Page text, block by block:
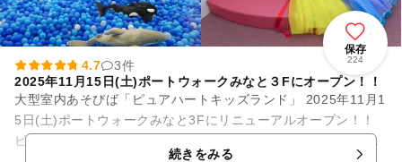
保存
224
4.7
3件
2025年11月15日(土)ポートウォークみなと３Fにオープン！！
大型室内あそびば「ピュアハートキッズランド」 2025年11月1
5日(土)ポートウォークみなと3Fにリニューアルオープン！！
ピュアキッズは完全会員制の大型室内公園です。店内にはとて
続きをみる